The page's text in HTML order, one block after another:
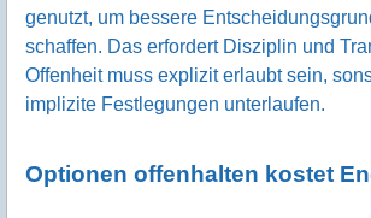
genutzt, um bessere
schaffen. Das erfordert Disziplin und
Offenheit muss explizit erlaubt sein,
implizite Festlegungen unterlaufen.
Optionen offenhalten kostet